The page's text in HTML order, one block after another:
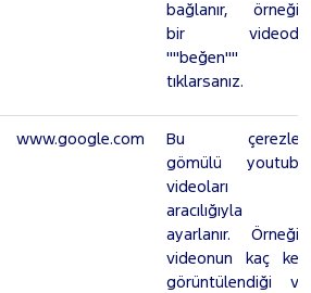
bağlanır, örneğin
bir videoda
""beğen"" i
tıklarsanız.
www.google.com
Bu çerezler,
gömülü youtube
videoları
aracılığıyla
ayarlanır. Örneğin
videonun kaç kez
görüntülendiği ve